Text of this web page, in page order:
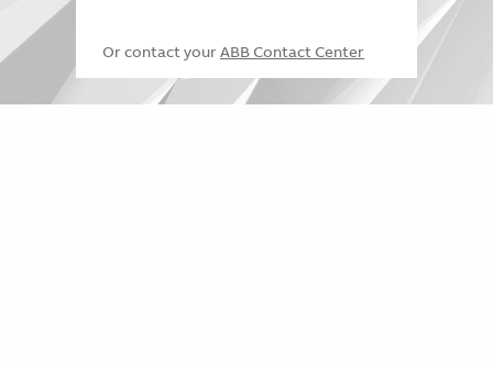
Or contact your ABB Contact Center